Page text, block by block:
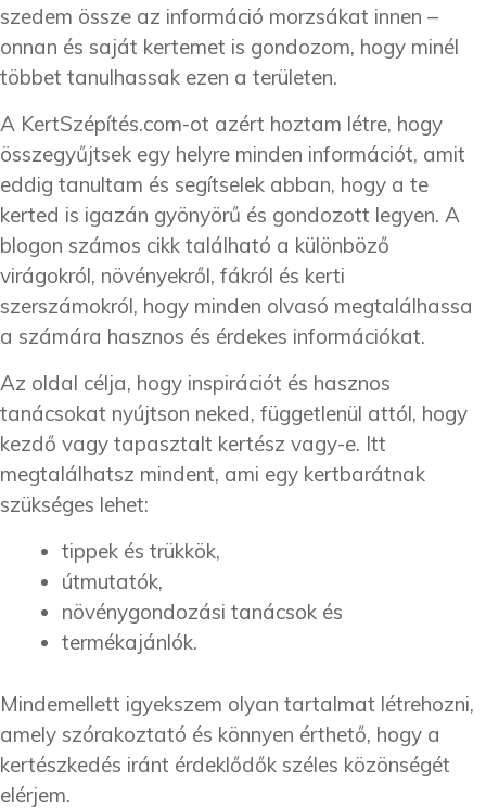
szedem össze az információ morzsákat innen –
onnan és saját kertemet is gondozom, hogy minél
többet tanulhassak ezen a területen.
A KertSzépítés.com-ot azért hoztam létre, hogy
összegyűjtsek egy helyre minden információt, amit
eddig tanultam és segítselek abban, hogy a te
kerted is igazán gyönyörű és gondozott legyen. A
blogon számos cikk található a különböző
virágokról, növényekről, fákról és kerti
szerszámokról, hogy minden olvasó megtalálhassa
a számára hasznos és érdekes információkat.
Az oldal célja, hogy inspirációt és hasznos
tanácsokat nyújtson neked, függetlenül attól, hogy
kezdő vagy tapasztalt kertész vagy-e. Itt
megtalálhatsz mindent, ami egy kertbarátnak
szükséges lehet:
tippek és trükkök,
útmutatók,
növénygondozási tanácsok és
termékajánlók.
Mindemellett igyekszem olyan tartalmat létrehozni,
amely szórakoztató és könnyen érthető, hogy a
kertészkedés iránt érdeklődők széles közönségét
elérjem.